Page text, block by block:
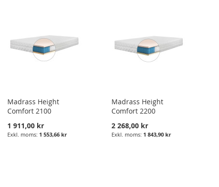
Madrass Height
Comfort 2100
1 911,00 kr
1 553,66 kr
Madrass Height
Comfort 2200
2 268,00 kr
1 843,90 kr